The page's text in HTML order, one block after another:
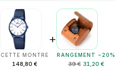
CETTE MONTRE
148,80 €
+
RANGEMENT − 20 %
39 € 31,20 €